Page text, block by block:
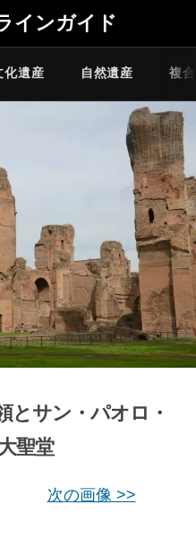
インガイド
化遺産 自然遺産 複
とサン・パオロ・
聖堂
次の画像 >>